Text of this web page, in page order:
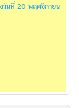
วันที่ 20 พฤศจิกายน